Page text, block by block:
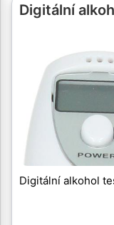
Digitální
Digitální alkohol